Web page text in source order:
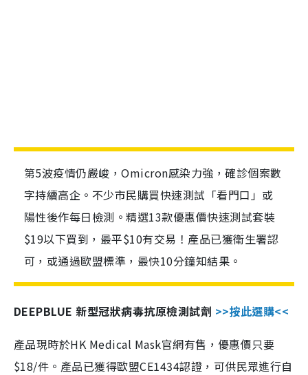
第5波疫情仍嚴峻，Omicron感染力強，確診個案數
字持續高企。不少市民購買快速測試「看門口」或
陽性後作每日檢測。精選13款優惠價快速測試套裝
$19以下買到，最平$10有交易！產品已獲衛生署認
可，或通過歐盟標準，最快10分鐘知結果。
DEEPBLUE 新型冠狀病毒抗原檢測試劑 >>按此選購<<
產品現時於HK Medical Mask官網有售，優惠價只要
$18/件。產品已獲得歐盟CE1434認證，可供民眾進行自